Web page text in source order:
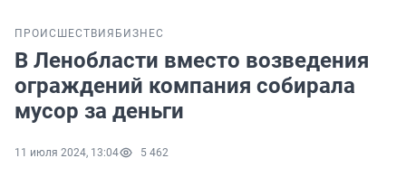
ПРОИСШЕСТВИЯ БИЗНЕС
В Ленобласти вместо возведения
ограждений компания собирала
мусор за деньги
11 июля 2024, 13:04 5 462